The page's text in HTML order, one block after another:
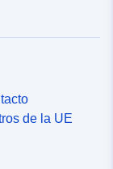
de la UE